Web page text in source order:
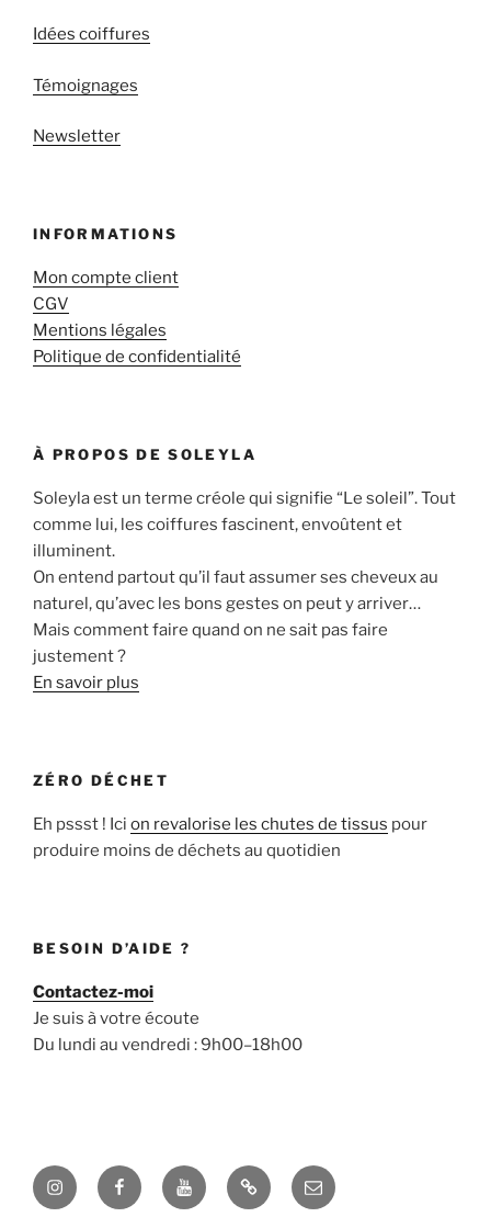
Idées coiffures
Témoignages
Newsletter
INFORMATIONS
Mon compte client
CGV
Mentions légales
Politique de confidentialité
À PROPOS DE SOLEYLA
Soleyla est un terme créole qui signifie “Le soleil”. Tout
comme lui, les coiffures fascinent, envoûtent et
illuminent.
On entend partout qu’il faut assumer ses cheveux au
naturel, qu’avec les bons gestes on peut y arriver…
Mais comment faire quand on ne sait pas faire
justement ?
En savoir plus
ZÉRO DÉCHET
Eh pssst ! Ici on revalorise les chutes de tissus pour
produire moins de déchets au quotidien
BESOIN D’AIDE ?
Contactez-moi
Je suis à votre écoute
Du lundi au vendredi : 9h00–18h00
InstagramFacebookYouTubePinterestE-
mail